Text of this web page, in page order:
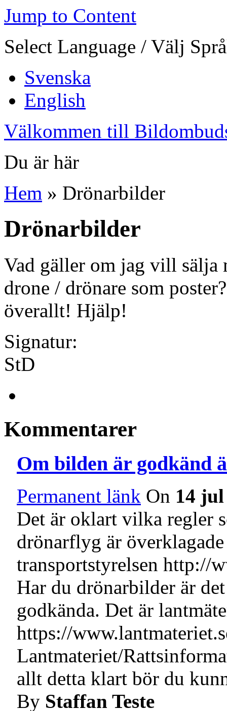
Jump to Content
Select Language / Välj
Svenska
English
Välkommen till
Du är här
Hem » Drönarbilder
Drönarbilder
Vad gäller om jag vill sälja
drone / drönare som
överallt! Hjälp!
Signatur:
StD
Kommentarer
Om bilden är godkänd
Permanent länk On 14 jul
Det är oklart vilka regler
drönarflyg är
transportstyrelsen http://
Har du drönarbilder är
godkända. Det är
https://
Lantmateriet/
allt detta klart bör du
By Staffan Teste